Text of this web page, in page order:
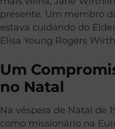
presente. Um membro
estava cuidando do
Elisa Young Rogers
Um
no Natal
Na véspera de Natal de
como missionário na